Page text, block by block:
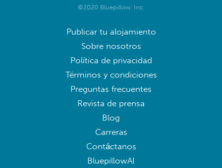
©2020 Bluepillow, Inc.
Publicar tu alojamiento
Sobre nosotros
Política de privacidad
Términos y condiciones
Preguntas frecuentes
Revista de prensa
Blog
Carreras
Contáctanos
BluepillowAI